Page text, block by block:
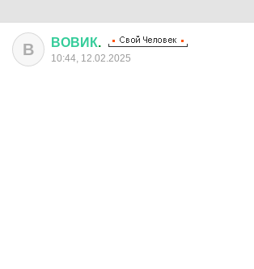
В ВОВИК.
10:44, 12.02.2025